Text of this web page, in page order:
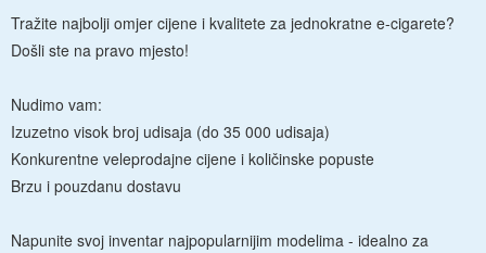
Tražite najbolji omjer cijene i kvalitete za jednokratne e-cigarete?
Došli ste na pravo mjesto!
Nudimo vam:
Izuzetno visok broj udisaja (do 35 000 udisaja)
Konkurentne veleprodajne cijene i količinske popuste
Brzu i pouzdanu dostavu
Napunite svoj inventar najpopularnijim modelima - idealno za